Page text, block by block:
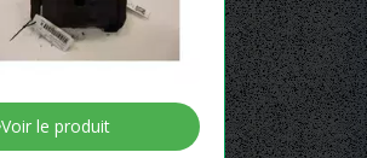
Voir le produit